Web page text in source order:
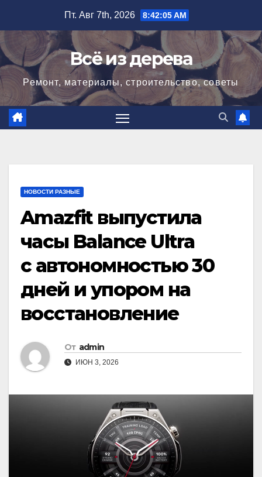
содержимому
Пт. Авг 7th, 2026 8:42:06 AM
Всё из дерева
Ремонт, материалы, строительство, советы
НОВОСТИ РАЗНЫЕ
Amazfit выпустила
часы Balance Ultra
с автономностью 30
дней и упором на
восстановление
От admin
ИЮН 3, 2026